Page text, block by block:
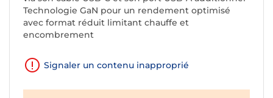
Technologie GaN pour un rendement optimisé
avec format réduit limitant chauffe et
encombrement
Signaler un contenu inapproprié